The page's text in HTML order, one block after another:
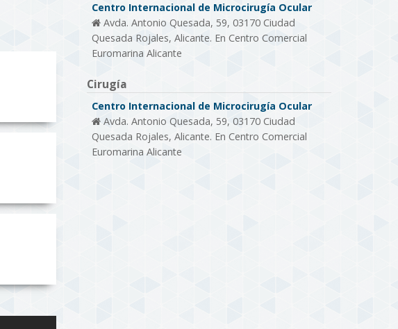
Centro Internacional de Microcirugía Ocular
Avda. Antonio Quesada, 59, 03170 Ciudad
Quesada Rojales, Alicante. En Centro Comercial
Euromarina Alicante
Cirugía
Centro Internacional de Microcirugía Ocular
Avda. Antonio Quesada, 59, 03170 Ciudad
Quesada Rojales, Alicante. En Centro Comercial
Euromarina Alicante